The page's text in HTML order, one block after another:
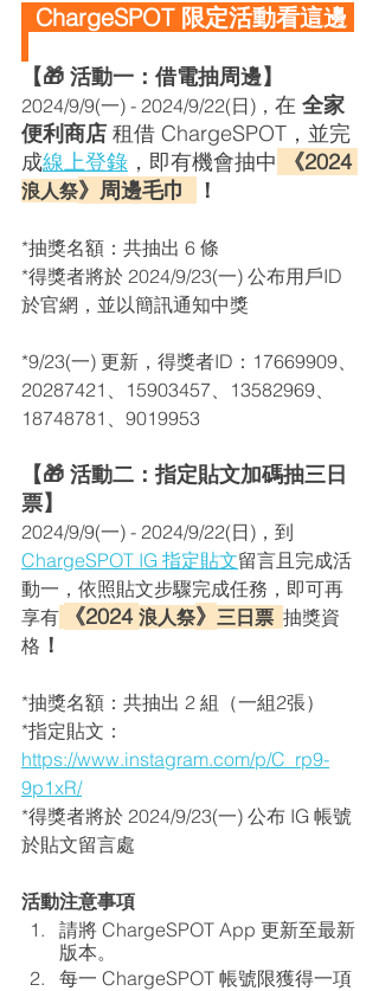
【🎁 活動一：借電抽周邊】
2024/9/9(一) - 2024/9/22(日)， 在 全家
便利商店 租借 ChargeSPOT， 並完
成線上登錄 ， 即有機會抽中 《2024
浪人祭》周邊毛巾 ！
*抽獎名額：共抽出 6 條
*得獎者將於 2024/9/23(一) 公布用戶ID
於官網，並以簡訊通知中獎
*9/23(一) 更新，得獎者ID： 17669909、
20287421、15903457、13582969、
18748781、9019953
【🎁 活動二：指定貼文加碼抽三日
票】
2024/9/9(一) - 2024/9/22(日)，到
ChargeSPOT IG 指定貼文留言且完成活
動一，依照貼文步驟完成任務，即可再
享有
《2024 浪人祭》 三日票 抽獎資
格 ！
*抽獎名額：共抽出 2 組（一組2張）
*指定貼文：
https://www.instagram.com/p/C_rp9-
9p1xR/
*得獎者將於 2024/9/23(一) 公布 IG 帳號
於貼文留言處
活動注意事項
請將 ChargeSPOT App 更新至最新
版本。
每一 ChargeSPOT 帳號限獲得一項